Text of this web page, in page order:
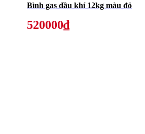
Bình gas dầu khí 12kg màu đỏ
520000₫